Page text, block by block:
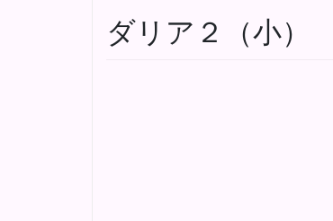
ダリア２（小）